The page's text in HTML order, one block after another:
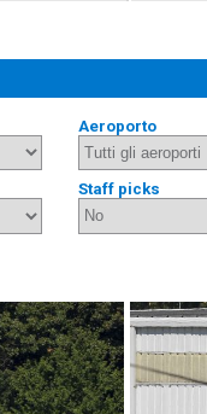
Aeroporto
Staff picks